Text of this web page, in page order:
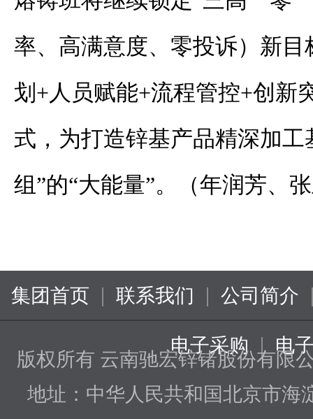
率、高满意度、零投诉）新目
划+人员赋能+流程管控+创新
式，为打造锌基产品精深加工
组”的“大能量”。（年润芳、
集团首页 | 联系我们 | 公司简介
电子采购 | 电
版权所有 云南驰宏锌锗股份有限
地址：中华人民共和国北京市海